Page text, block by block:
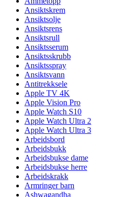
Ansiktskrem
Ansiktsolje
Ansiktsrens
Ansiktsrull
Ansiktsserum
Ansiktsskrubb
Ansiktsspray
Ansiktsvann
Antitrekksele
Apple TV 4K
Apple Vision Pro
Apple Watch S10
Apple Watch Ultra 2
Apple Watch Ultra 3
Arbeidsbord
Arbeidsbukk
Arbeidsbukse dame
Arbeidsbukse herre
Arbeidskrakk
Armringer barn
Ashwagandha